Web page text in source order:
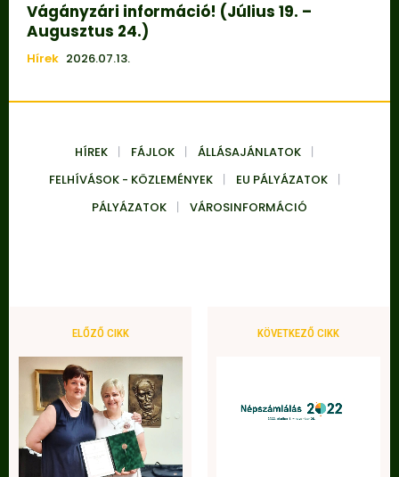
Vágányzári információ! (Július 19. –
Augusztus 24.)
Hírek 2026.07.13.
HÍREK FÁJLOK
ÁLLÁSAJÁNLATOK
FELHÍVÁSOK - KÖZLEMÉNYEK
EU PÁLYÁZATOK
PÁLYÁZATOK
VÁROSINFORMÁCIÓ
ELŐZŐ CIKK KÖVETKEZŐ CIKK